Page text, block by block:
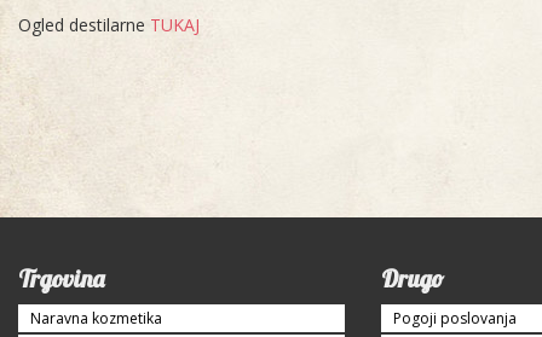
Ogled destilarne TUKAJ
Trgovina
Naravna kozmetika
Drugo
Pogoji poslovanja